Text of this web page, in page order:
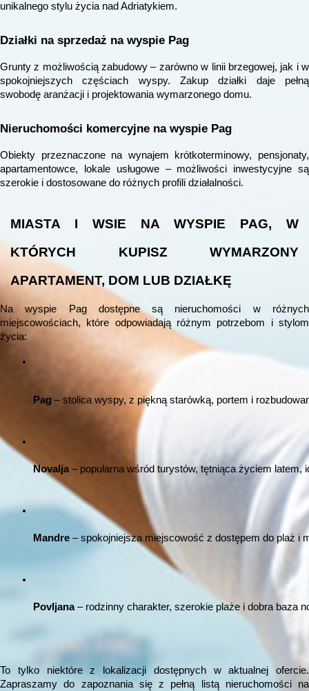
unikalnego stylu życia nad Adriatykiem.
Działki na sprzedaż na wyspie Pag
Grunty z możliwością zabudowy – zarówno w linii brzegowej, jak i w
spokojniejszych częściach wyspy. Zakup działki daje pełną
swobodę aranżacji i projektowania wymarzonego domu.
Nieruchomości komercyjne na wyspie Pag
Obiekty przeznaczone na wynajem krótkoterminowy, pensjonaty,
apartamentowce, lokale usługowe – możliwości inwestycyjne są
szerokie i dostosowane do różnych profili działalności.
MIASTA I WSIE NA WYSPIE PAG, W
KTÓRYCH KUPISZ WYMARZONY
APARTAMENT, DOM LUB DZIAŁKĘ
Na wyspie Pag dostępne są nieruchomości w różnych
miejscowościach, które odpowiadają różnym potrzebom i stylom
życia:
Pag – stolica wyspy, z piękną starówką, portem i
Novalja – popularna wśród turystów, tętniąca życiem latem,
Mandre – spokojniejsza miejscowość z dostępem do plaż i
Povljana – rodzinny charakter, szerokie plaże i dobra baza
To tylko niektóre z lokalizacji dostępnych w aktualnej ofercie.
Zapraszamy do zapoznania się z pełną listą nieruchomości na